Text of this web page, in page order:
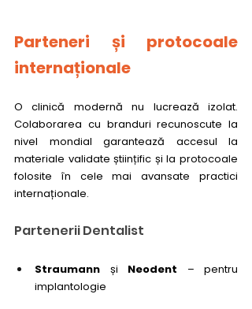
Parteneri și protocoale
internaționale
O clinică modernă nu lucrează izolat.
Colaborarea cu branduri recunoscute la
nivel mondial garantează accesul la
materiale validate științific și la protocoale
folosite în cele mai avansate practici
internaționale.
Partenerii Dentalist
Straumann și Neodent – pentru
implantologie